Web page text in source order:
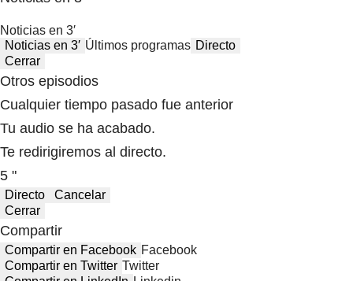
Noticias en 3′
Noticias en 3′ Últimos programas Directo
Cerrar
Otros episodios
Cualquier tiempo pasado fue anterior
Tu audio se ha acabado.
Te redirigiremos al directo.
5 "
Directo
Cancelar
Cerrar
Compartir
Compartir en Facebook Facebook
Compartir en Twitter Twitter